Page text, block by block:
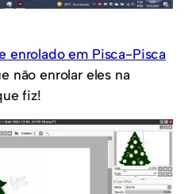
enrolado em Pisca-Pisca
não enrolar eles na
fiz!